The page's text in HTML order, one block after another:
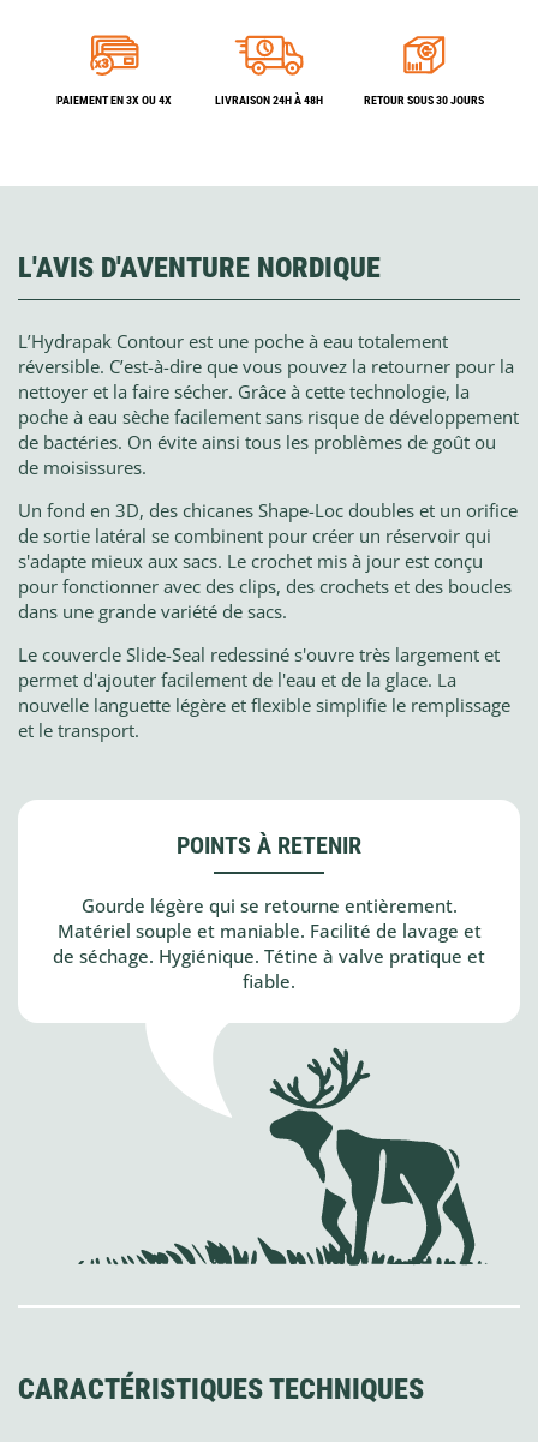
PAIEMENT EN 3X OU 4X LIVRAISON 24H À 48H RETOUR SOUS 30 JOURS
L'AVIS D'AVENTURE NORDIQUE
L’Hydrapak Contour est une poche à eau totalement
réversible. C’est-à-dire que vous pouvez la retourner pour la
nettoyer et la faire sécher. Grâce à cette technologie, la
poche à eau sèche facilement sans risque de développement
de bactéries. On évite ainsi tous les problèmes de goût ou
de moisissures.
Un fond en 3D, des chicanes Shape-Loc doubles et un orifice
de sortie latéral se combinent pour créer un réservoir qui
s'adapte mieux aux sacs. Le crochet mis à jour est conçu
pour fonctionner avec des clips, des crochets et des boucles
dans une grande variété de sacs.
Le couvercle Slide-Seal redessiné s'ouvre très largement et
permet d'ajouter facilement de l'eau et de la glace. La
nouvelle languette légère et flexible simplifie le remplissage
et le transport.
POINTS À RETENIR
Gourde légère qui se retourne entièrement.
Matériel souple et maniable. Facilité de lavage et
de séchage. Hygiénique. Tétine à valve pratique et
fiable.
CARACTÉRISTIQUES TECHNIQUES